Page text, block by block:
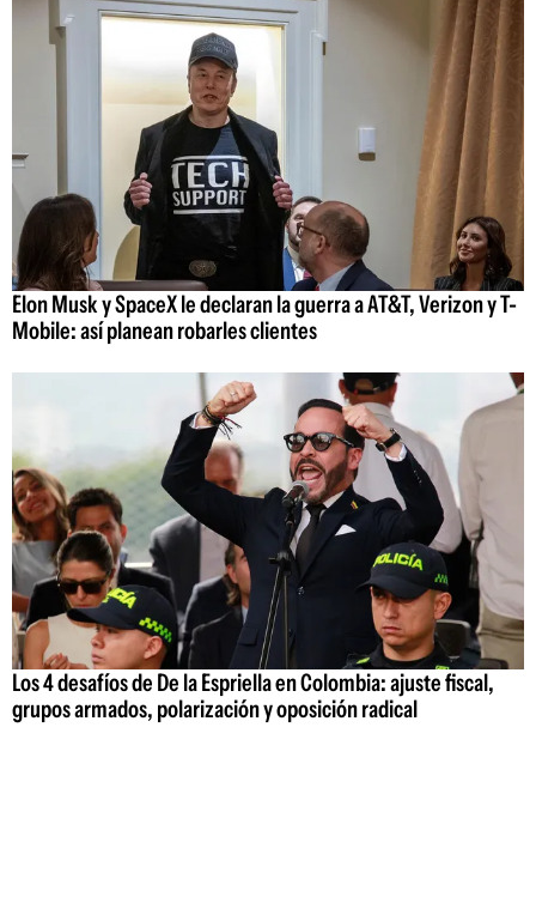
Elon Musk y SpaceX le declaran la guerra a AT&T, Verizon y T-
Mobile: así planean robarles clientes
Los 4 desafíos de De la Espriella en Colombia: ajuste fiscal,
grupos armados, polarización y oposición radical